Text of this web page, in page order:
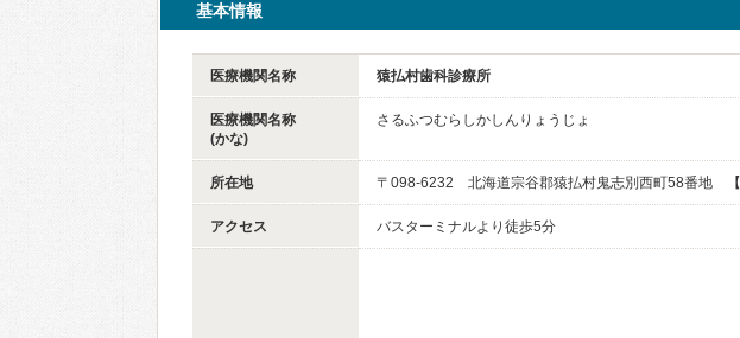
基本情報
医療機関名称 猿払村歯科診療所
医療機関名称
(かな)
さるふつむらしかしんりょうじょ
所在地 〒098-6232 北海道宗谷郡猿払村鬼志別西町58番地 【
アクセス バスターミナルより徒歩5分